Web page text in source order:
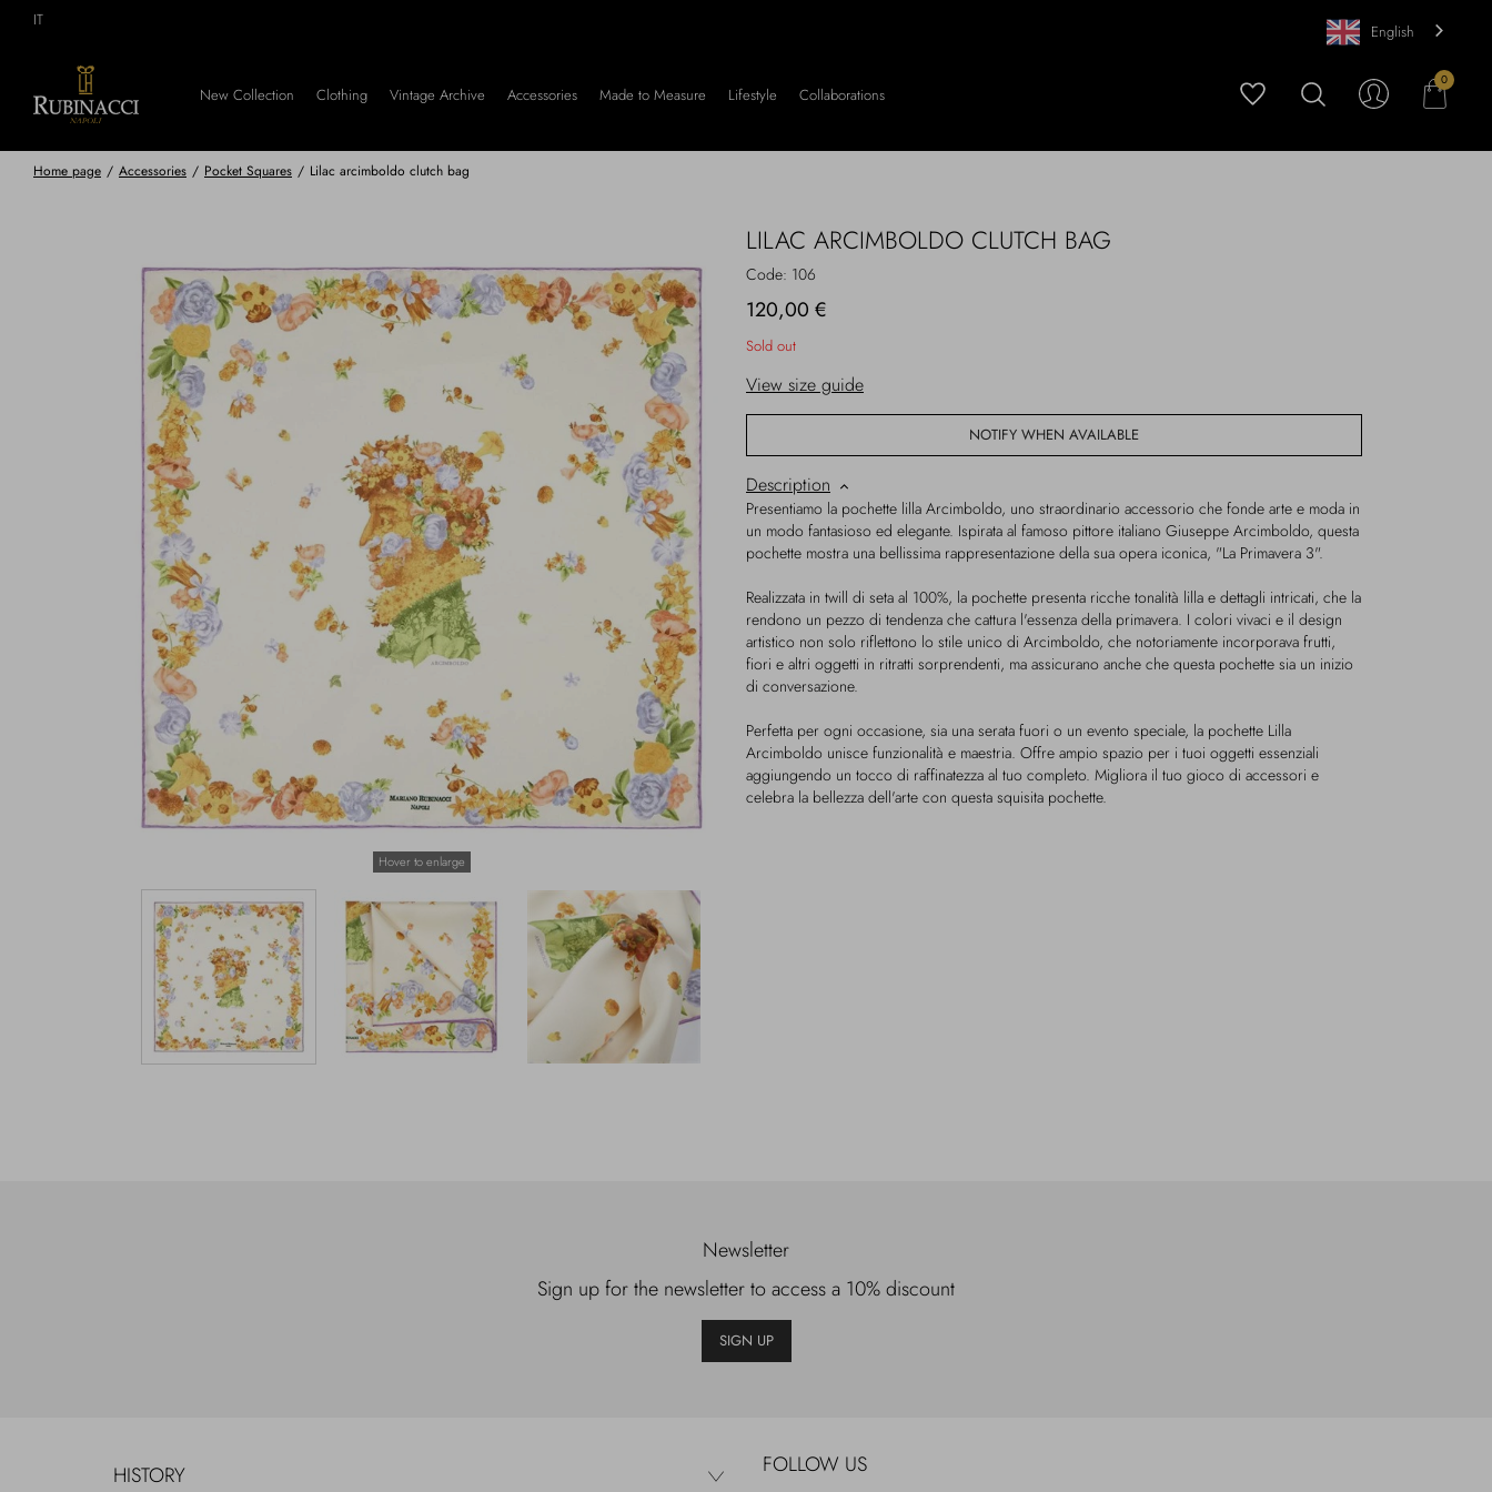
IT
English
New Collection Clothing Vintage Archive Accessories Made to Measure Lifestyle Collaborations
0
Home page / Accessories / Pocket Squares / Lilac arcimboldo clutch bag
Hover to enlarge
LILAC ARCIMBOLDO CLUTCH BAG
Code: 106
120,00 €
Sold out
View size guide
NOTIFY WHEN AVAILABLE
Description
Presentiamo la pochette lilla Arcimboldo, uno straordinario accessorio che fonde arte e moda in
un modo fantasioso ed elegante. Ispirata al famoso pittore italiano Giuseppe Arcimboldo, questa
pochette mostra una bellissima rappresentazione della sua opera iconica, "La Primavera 3".
Realizzata in twill di seta al 100%, la pochette presenta ricche tonalità lilla e dettagli intricati, che la
rendono un pezzo di tendenza che cattura l'essenza della primavera. I colori vivaci e il design
artistico non solo riflettono lo stile unico di Arcimboldo, che notoriamente incorporava frutti,
fiori e altri oggetti in ritratti sorprendenti, ma assicurano anche che questa pochette sia un inizio
di conversazione.
Perfetta per ogni occasione, sia una serata fuori o un evento speciale, la pochette Lilla
Arcimboldo unisce funzionalità e maestria. Offre ampio spazio per i tuoi oggetti essenziali
aggiungendo un tocco di raffinatezza al tuo completo. Migliora il tuo gioco di accessori e
celebra la bellezza dell'arte con questa squisita pochette.
Newsletter
Sign up for the newsletter to access a 10% discount
SIGN UP
HISTORY FOLLOW US